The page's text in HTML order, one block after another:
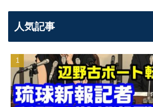
人気記事